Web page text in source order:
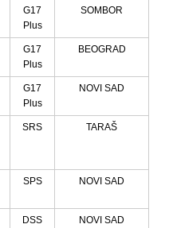
G17
Plus
SOMBOR
G17
Plus
BEOGRAD
G17
Plus
NOVI SAD
SRS TARAŠ
SPS NOVI SAD
DSS NOVI SAD